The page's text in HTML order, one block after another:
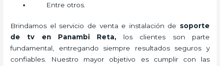
Entre otros.
Brindamos el servicio de venta e instalación de soporte
de tv en Panambi Reta, los clientes son parte
fundamental, entregando siempre resultados seguros y
confiables. Nuestro mayor objetivo es cumplir con las